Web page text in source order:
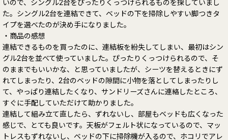
いので、シングル2台をぴったりくっつけられるものを探していまし
た。シングル2台を連結できて、ベッドの下を掃除しやすい脚つきタ
イプを選べたのが決め手になりました。
・商品の感想
連結できるものを買ったのに、連結板を紛失してしまい、最初はシン
グル2台を並べて使っていました。ぴったりくっつけられるので、そ
のままでもいいかな、と思っていましたが、シーツを替えるときにず
れてしまったり、2台のベッドの隙間に小物を落としてしまったりし
て、やっぱり連結したくなり、サンドリーズさんに連絡したところ、
すぐに手配していただけて助かりました。
連結して組み立て直したら、ずれないし、部屋もベッドも広くなった
感じで、とても良いです。天板がフェルト状になっているので、マッ
トレスもずれないし、ベッドの下に掃除機が入るので、ホコリでアレ